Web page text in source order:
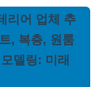
리어 업체 추
, 복층, 원룸
델링: 미래